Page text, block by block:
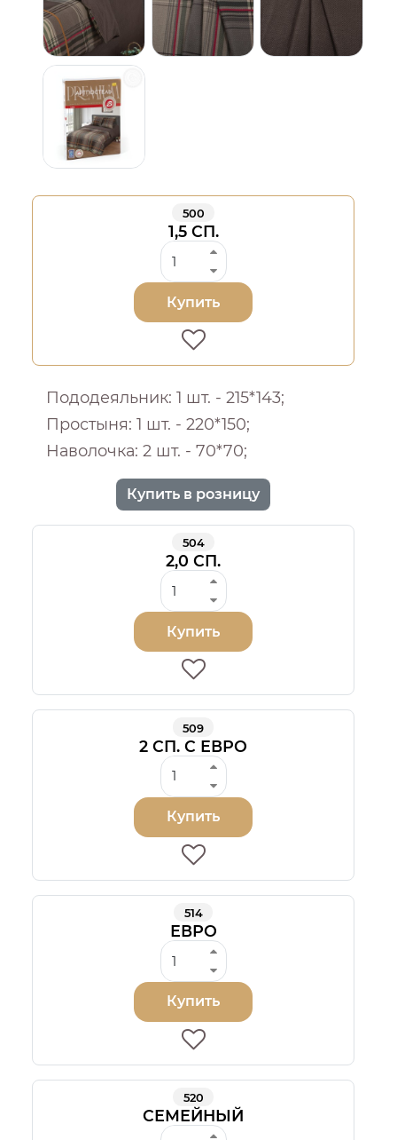
500
1,5 СП.
Купить
Пододеяльник: 1 шт. - 215*143;
Простыня: 1 шт. - 220*150;
Наволочка: 2 шт. - 70*70;
Купить в розницу
504
2,0 СП.
Купить
509
2 СП. С ЕВРО
Купить
514
ЕВРО
Купить
520
СЕМЕЙНЫЙ